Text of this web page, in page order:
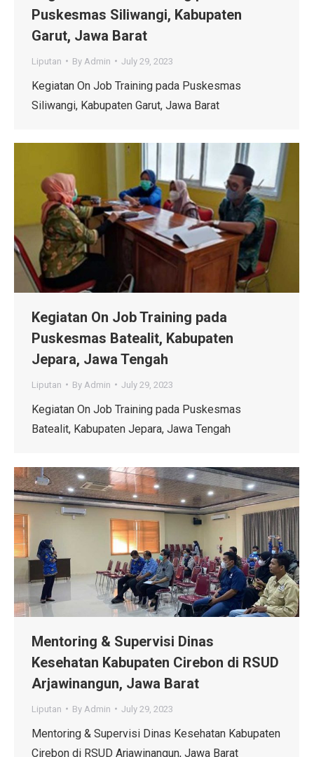
Puskesmas Siliwangi, Kabupaten
Garut, Jawa Barat
Liputan By Admin July 29, 2023
Kegiatan On Job Training pada Puskesmas
Siliwangi, Kabupaten Garut, Jawa Barat
Kegiatan On Job Training pada
Puskesmas Batealit, Kabupaten
Jepara, Jawa Tengah
Liputan By Admin July 29, 2023
Kegiatan On Job Training pada Puskesmas
Batealit, Kabupaten Jepara, Jawa Tengah
Mentoring & Supervisi Dinas
Kesehatan Kabupaten Cirebon di RSUD
Arjawinangun, Jawa Barat
Liputan By Admin July 29, 2023
Mentoring & Supervisi Dinas Kesehatan Kabupaten
Cirebon di RSUD Arjawinangun, Jawa Barat